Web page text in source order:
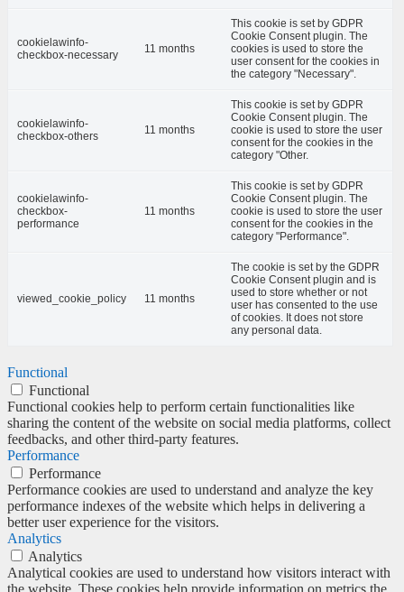
cookielawinfo-
checkbox-necessary
11 months
This cookie is set by GDPR
Cookie Consent plugin. The
cookies is used to store the
user consent for the cookies in
the category "Necessary".
cookielawinfo-
checkbox-others
11 months
This cookie is set by GDPR
Cookie Consent plugin. The
cookie is used to store the user
consent for the cookies in the
category "Other.
cookielawinfo-
checkbox-
performance
11 months
This cookie is set by GDPR
Cookie Consent plugin. The
cookie is used to store the user
consent for the cookies in the
category "Performance".
viewed_cookie_policy 11 months
The cookie is set by the GDPR
Cookie Consent plugin and is
used to store whether or not
user has consented to the use
of cookies. It does not store
any personal data.
Functional
Functional
Functional cookies help to perform certain functionalities like
sharing the content of the website on social media platforms, collect
feedbacks, and other third-party features.
Performance
Performance
Performance cookies are used to understand and analyze the key
performance indexes of the website which helps in delivering a
better user experience for the visitors.
Analytics
Analytics
Analytical cookies are used to understand how visitors interact with
the website. These cookies help provide information on metrics the